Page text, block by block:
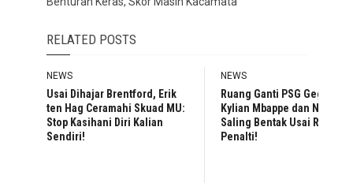
RELATED POSTS
NEWS
Usai Dihajar Brentford, Erik
ten Hag Ceramahi Skuad MU:
Stop Kasihani Diri Kalian
Sendiri!
NEWS
Ruang Ganti PSG Geger,
Kylian Mbappe dan Neymar
Saling Bentak Usai Rebutan
Penalti!